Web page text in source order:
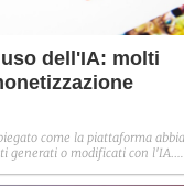
dell'IA: molti
come la piattaforma abbia
generati o modificati con l'IA.